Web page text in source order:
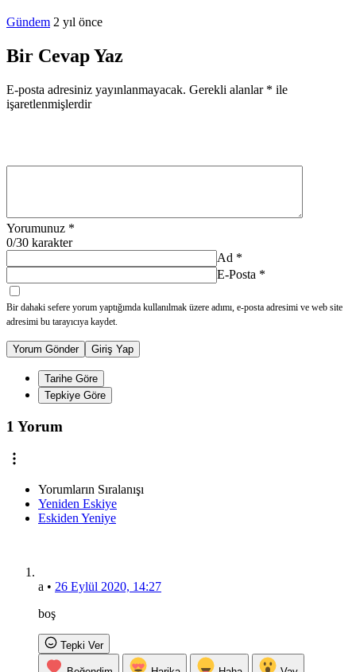
Gündem 2 yıl önce
Bir Cevap Yaz
E-posta adresiniz yayınlanmayacak. Gerekli alanlar * ile
işaretlenmişlerdir
Yorumunuz *
0/30 karakter
Ad *
E-Posta *
Bir dahaki sefere yorum yaptığımda kullanılmak üzere adımı, e-posta adresimi ve web site
adresimi bu tarayıcıya kaydet.
Yorum Gönder Giriş Yap
Tarihe Göre
Tepkiye Göre
1 Yorum
Yorumların Sıralanışı
Yeniden Eskiye
Eskiden Yeniye
a • 26 Eylül 2020, 14:27
boş
Tepki Ver